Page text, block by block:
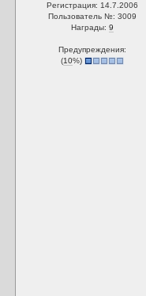
Регистрация: 14.7.2006
Пользователь №: 3009
Награды:9
Предупреждения:
(10%)